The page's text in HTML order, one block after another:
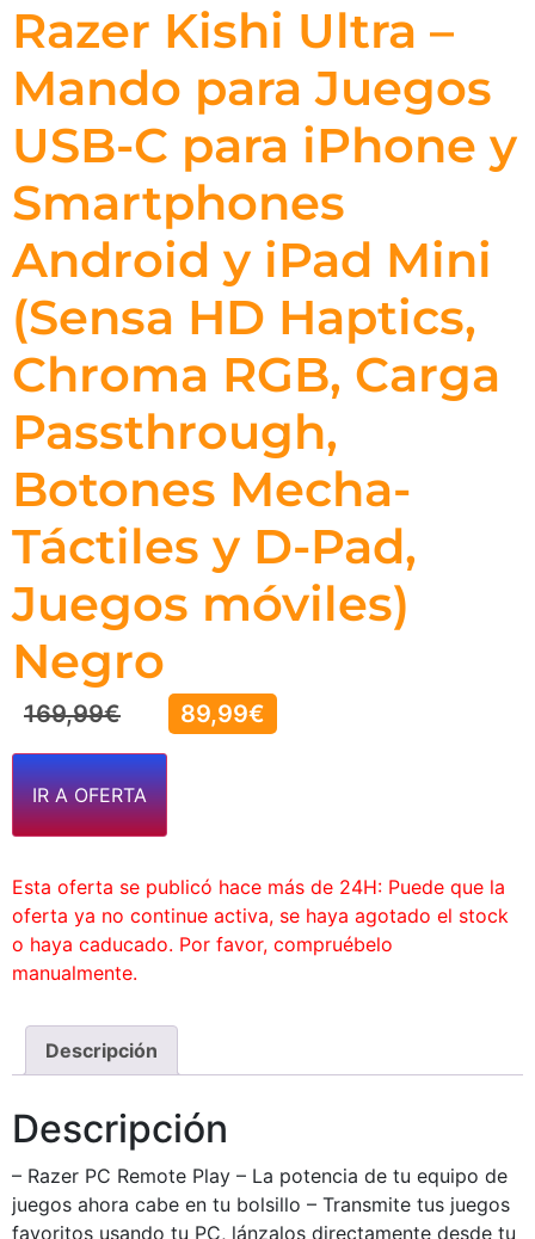
Razer Kishi Ultra –
Mando para Juegos
USB-C para iPhone y
Smartphones
Android y iPad Mini
(Sensa HD Haptics,
Chroma RGB, Carga
Passthrough,
Botones Mecha-
Táctiles y D-Pad,
Juegos móviles)
Negro
169,99€ 89,99€
IR A OFERTA
Esta oferta se publicó hace más de 24H: Puede que la
oferta ya no continue activa, se haya agotado el stock
o haya caducado. Por favor, compruébelo
manualmente.
Descripción
Descripción
– Razer PC Remote Play – La potencia de tu equipo de
juegos ahora cabe en tu bolsillo – Transmite tus juegos
favoritos usando tu PC, lánzalos directamente desde tu